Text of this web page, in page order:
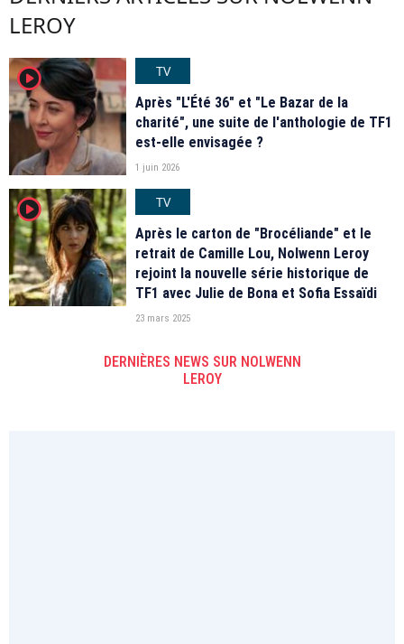
LEROY
player2
TV
Après "L'Été 36" et "Le Bazar de la
charité", une suite de l'anthologie de TF1
est-elle envisagée ?
1 juin 2026
player2
TV
Après le carton de "Brocéliande" et le
retrait de Camille Lou, Nolwenn Leroy
rejoint la nouvelle série historique de
TF1 avec Julie de Bona et Sofia Essaïdi
23 mars 2025
DERNIÈRES NEWS SUR NOLWENN
LEROY